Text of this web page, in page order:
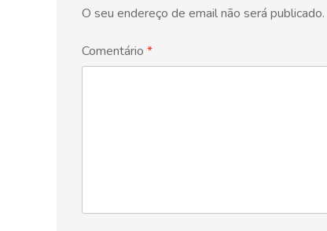
O seu endereço de email não será publicado.
Comentário *